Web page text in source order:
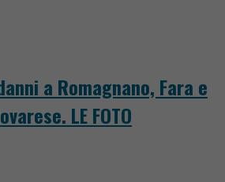
a Romagnano, Fara e
LE FOTO